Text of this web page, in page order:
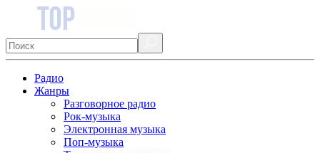
Радио
Жанры
Разговорное радио
Рок-музыка
Электронная музыка
Поп-музыка